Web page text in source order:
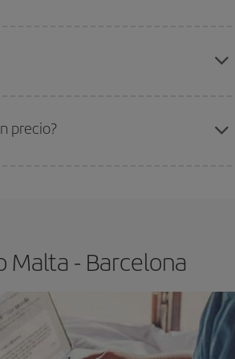
precio?
- Barcelona